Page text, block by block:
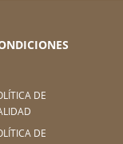
DE
DE